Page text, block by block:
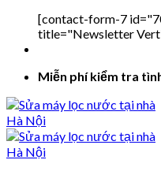
[contact-form-7
title="Newsletter
Miễn phí kiểm tra